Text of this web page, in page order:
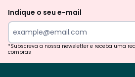
Indique o seu e-mail
*Subscreva a nossa newsletter e receba uma
compras